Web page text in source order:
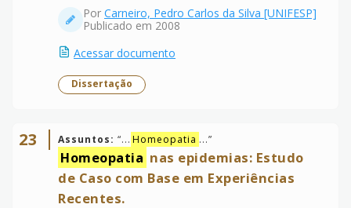
Por Carneiro, Pedro Carlos da Silva [UNIFESP]
Publicado em 2008
Acessar documento
Dissertação
23 Assuntos: “... Homeopatia ...”
Homeopatia nas epidemias: Estudo
de Caso com Base em Experiências
Recentes.